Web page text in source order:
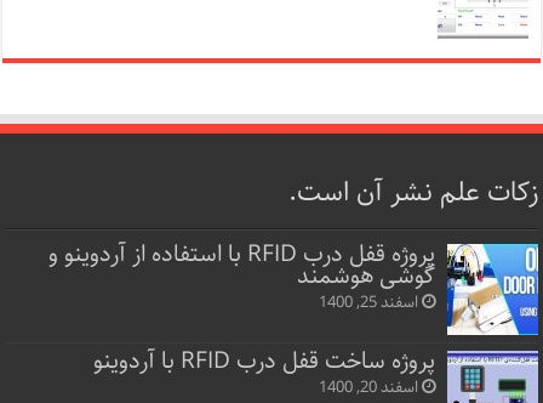
زکات علم نشر آن است.
پروژه قفل‌ درب RFID با استفاده از آردوینو و
گوشی هوشمند
اسفند 25, 1400
پروژه ساخت قفل‌ درب RFID با آردوینو
اسفند 20, 1400